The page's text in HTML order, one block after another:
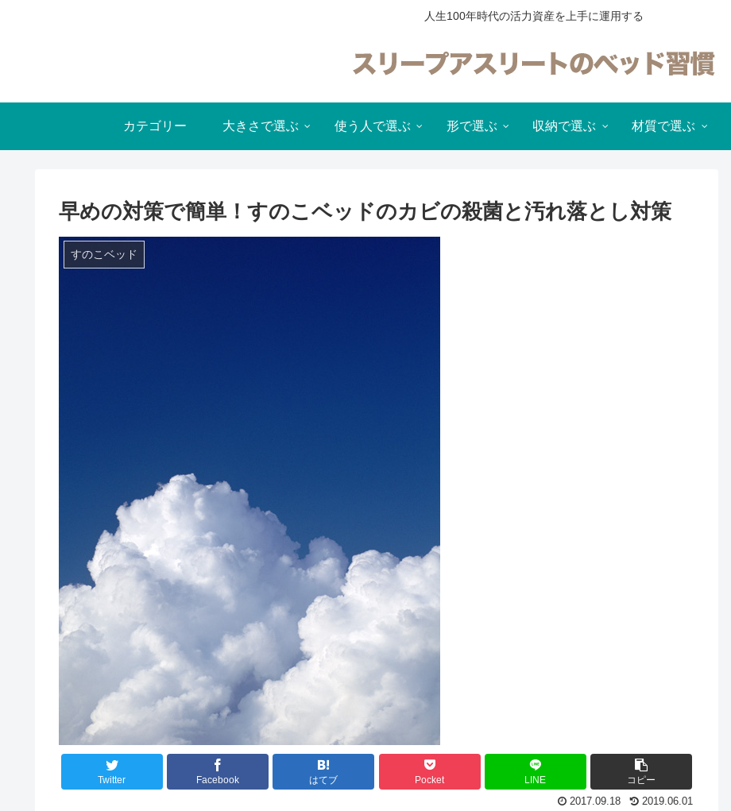
人生100年時代の活力資産を上手に運用する
カテゴリー 大きさで選ぶ 使う人で選ぶ 形で選ぶ 収納で選ぶ 材質で選ぶ
早めの対策で簡単！すのこベッドのカビの殺菌と汚れ落とし対策
すのこベッド
Twitter Facebook はてブ Pocket LINE
コピー
2019.06.01
2017.09.18